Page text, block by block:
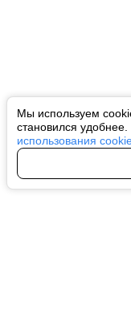
Мы используем
становился
использования